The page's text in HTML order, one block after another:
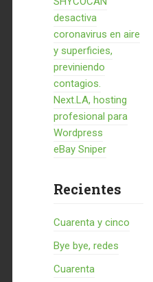
desactiva
coronavirus en aire
y superficies,
previniendo
contagios.
Next.LA, hosting
profesional para
Wordpress
eBay Sniper
Recientes
Cuarenta y cinco
Bye bye, redes
Cuarenta